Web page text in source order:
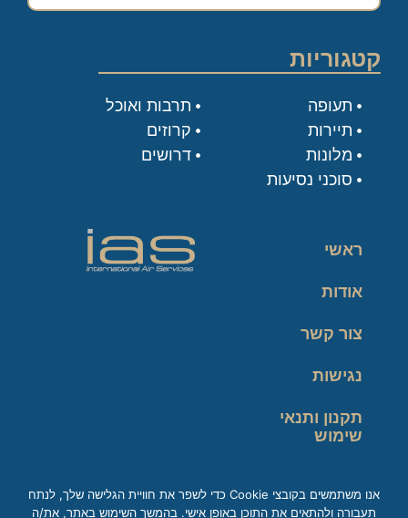
קטגוריות
תעופה
תיירות
מלונות
סוכני נסיעות
תרבות ואוכל
קרוזים
דרושים
ראשי
אודות
צור קשר
נגישות
תקנון ותנאי
שימוש
אנו משתמשים בקובצי Cookie כדי לשפר את חוויית הגלישה שלך, לנתח
תעבורה ולהתאים את התוכן באופן אישי. בהמשך השימוש באתר, את/ה